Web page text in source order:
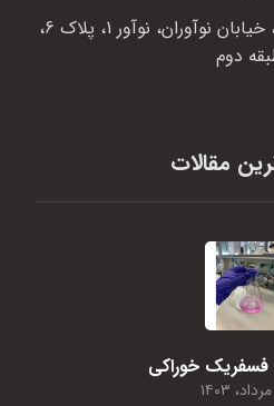
تهران، شهرک صنعتی پرند، خیابان نوآوران، نوآور 1، پلاک 6،
دوم
مقالات
فسفریک خوراکی